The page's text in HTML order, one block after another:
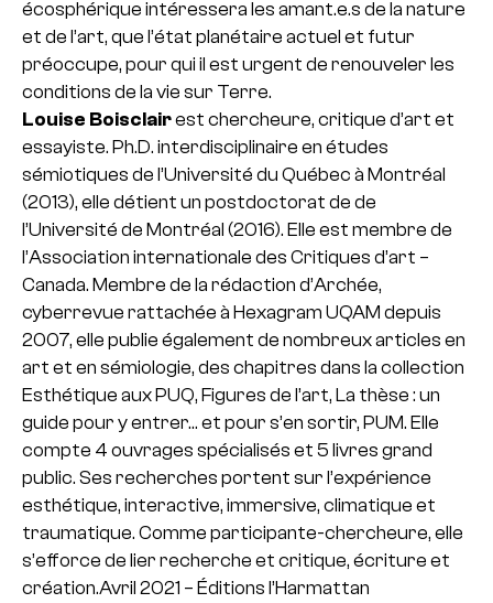
écosphérique intéressera les amant.e.s de la nature
et de l’art, que l’état planétaire actuel et futur
préoccupe, pour qui il est urgent de renouveler les
conditions de la vie sur Terre.
Louise Boisclairest chercheure, critique d’art et
essayiste. Ph.D. interdisciplinaire en études
sémiotiques de l’Université du Québec à Montréal
(2013), elle détient un postdoctorat de de
l’Université de Montréal (2016). Elle est membre de
l’Association internationale des Critiques d’art –
Canada. Membre de la rédaction d’Archée,
cyberrevue rattachée à Hexagram UQAM depuis
2007, elle publie également de nombreux articles en
art et en sémiologie, des chapitres dans la collection
Esthétique aux PUQ, Figures de l’art, La thèse : un
guide pour y entrer… et pour s’en sortir, PUM. Elle
compte 4 ouvrages spécialisés et 5 livres grand
public. Ses recherches portent sur l’expérience
esthétique, interactive, immersive, climatique et
traumatique. Comme participante-chercheure, elle
s’efforce de lier recherche et critique, écriture et
création.Avril 2021 – Éditions l’Harmattan